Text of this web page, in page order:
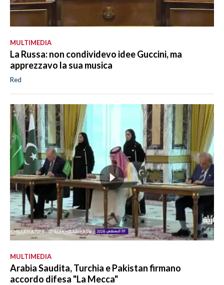
MULTIMEDIA
La Russa: non condividevo idee Guccini, ma
apprezzavo la sua musica
Red
MULTIMEDIA
Arabia Saudita, Turchia e Pakistan firmano
accordo difesa "La Mecca"